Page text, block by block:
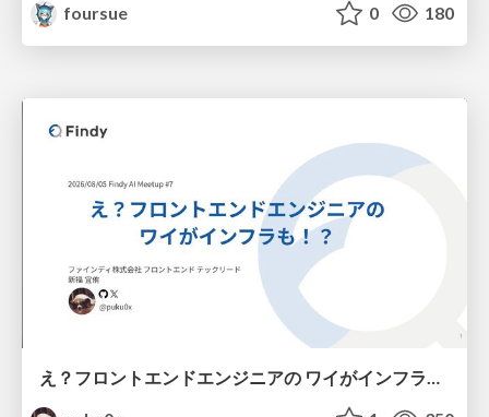
foursue
0 180
え？フロントエンドエンジニアの ワイがインフラも！？